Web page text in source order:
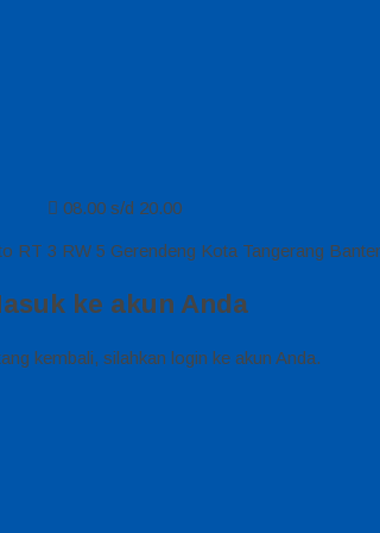
08.00 s/d 20.00
RT 3 RW 5 Gerendeng Kota Tangerang
ke akun Anda
kembali, silahkan login ke akun Anda.